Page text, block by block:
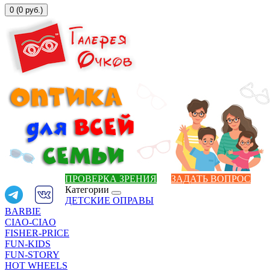
0 (0 руб.)
ПРОВЕРКА ЗРЕНИЯ
ЗАДАТЬ ВОПРОС
Категории
ДЕТСКИЕ ОПРАВЫ
BARBIE
CIAO-CIAO
FISHER-PRICE
FUN-KIDS
FUN-STORY
HOT WHEELS